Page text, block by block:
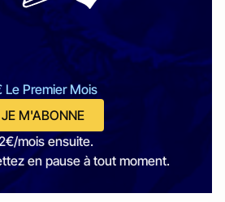
Le Premier Mois
JE M'ABONNE
mois ensuite.
en pause à tout moment.